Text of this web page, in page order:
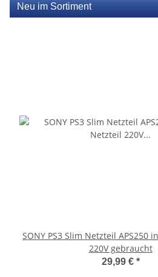
Neu im Sortiment
SONY PS3 Slim Netzteil APS250
220V gebraucht
29,99 € *